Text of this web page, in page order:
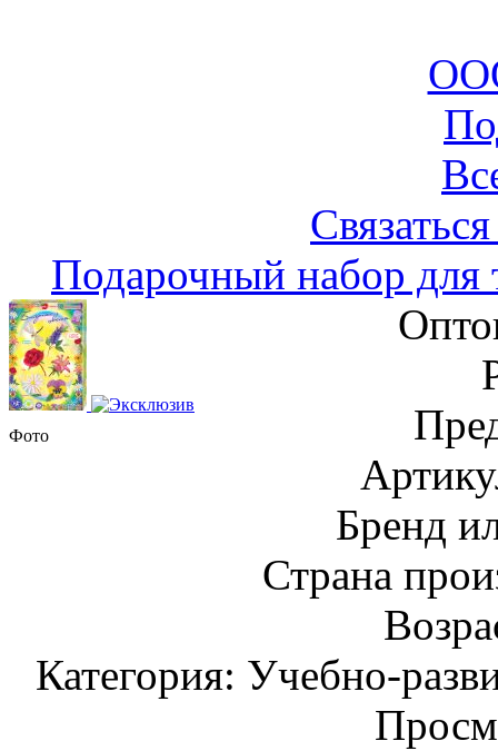
Подарочный набор для
Фото
Бренд
Страна
Категория: Учебно-